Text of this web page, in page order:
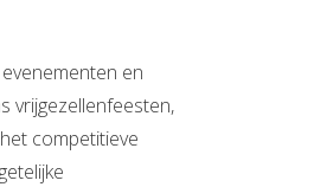
en
vrijgezellenfeesten,
competitieve